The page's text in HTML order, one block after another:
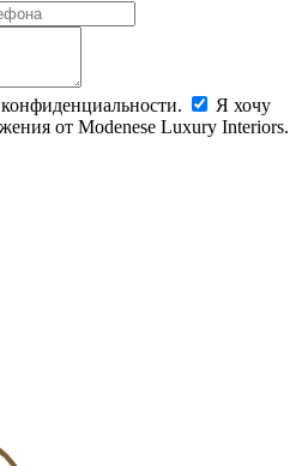
Я хочу
от Modenese Luxury Interiors.